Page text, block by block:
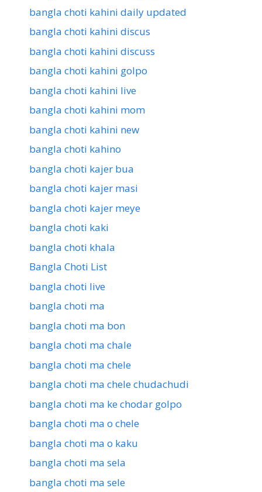
bangla choti kahini daily updated
bangla choti kahini discus
bangla choti kahini discuss
bangla choti kahini golpo
bangla choti kahini live
bangla choti kahini mom
bangla choti kahini new
bangla choti kahino
bangla choti kajer bua
bangla choti kajer masi
bangla choti kajer meye
bangla choti kaki
bangla choti khala
Bangla Choti List
bangla choti live
bangla choti ma
bangla choti ma bon
bangla choti ma chale
bangla choti ma chele
bangla choti ma chele chudachudi
bangla choti ma ke chodar golpo
bangla choti ma o chele
bangla choti ma o kaku
bangla choti ma sela
bangla choti ma sele